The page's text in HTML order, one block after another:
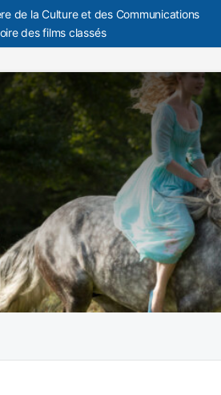
de la Culture et des Communications
des films classés